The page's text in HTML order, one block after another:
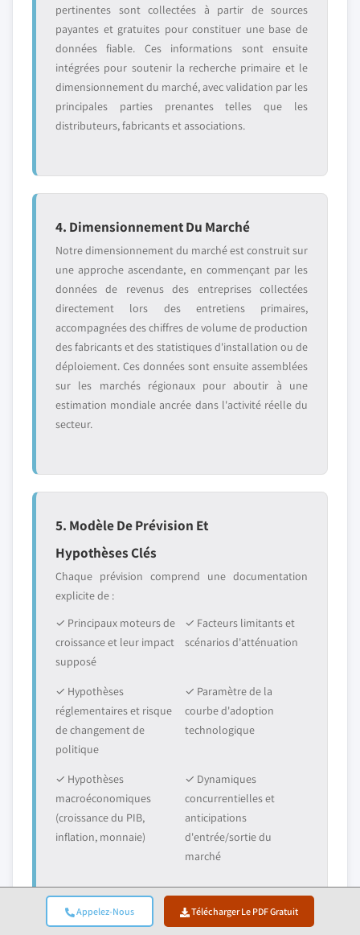
Appelez-Nous Télécharger Le PDF Gratuit
pertinentes sont collectées à partir de sources
payantes et gratuites pour constituer une base de
données fiable. Ces informations sont ensuite
intégrées pour soutenir la recherche primaire et le
dimensionnement du marché, avec validation par les
principales parties prenantes telles que les
distributeurs, fabricants et associations.
4. Dimensionnement Du Marché
Notre dimensionnement du marché est construit sur
une approche ascendante, en commençant par les
données de revenus des entreprises collectées
directement lors des entretiens primaires,
accompagnées des chiffres de volume de production
des fabricants et des statistiques d'installation ou de
déploiement. Ces données sont ensuite assemblées
sur les marchés régionaux pour aboutir à une
estimation mondiale ancrée dans l'activité réelle du
secteur.
5. Modèle De Prévision Et
Hypothèses Clés
Chaque prévision comprend une documentation
explicite de :
✓ Principaux moteurs de
croissance et leur impact
supposé
✓ Facteurs limitants et
scénarios d'atténuation
✓ Hypothèses
réglementaires et risque
de changement de
politique
✓ Paramètre de la
courbe d'adoption
technologique
✓ Hypothèses
macroéconomiques
(croissance du PIB,
inflation, monnaie)
✓ Dynamiques
concurrentielles et
anticipations
d'entrée/sortie du
marché